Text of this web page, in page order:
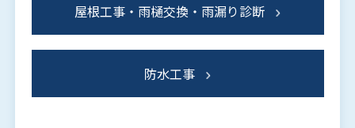
屋根工事・雨樋交換・雨漏り診断
防水工事